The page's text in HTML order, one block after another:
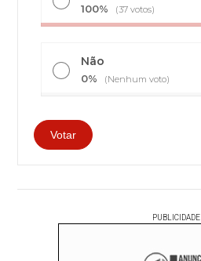
100% (37 votos)
Não
0% (Nenhum voto)
PUBLICIDADE